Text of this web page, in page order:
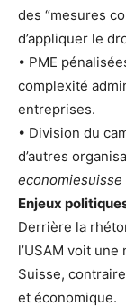
des “mesures
d’appliquer le
• PME
complexité
entreprises.
• Division du
d’autres
economiesuisse
Enjeux
Derrière la
l’USAM voit
Suisse,
et économique.